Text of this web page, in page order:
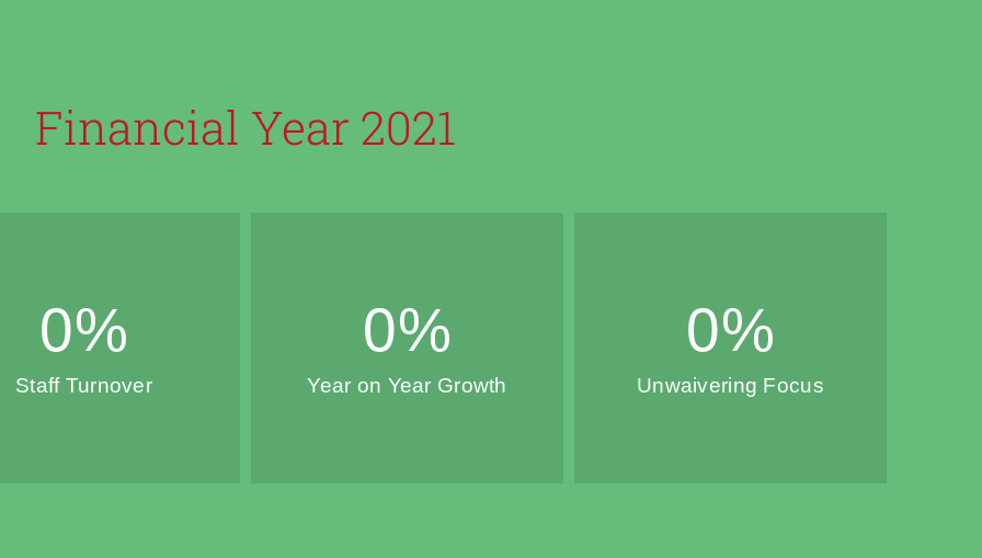
Financial Year 2021
0%
Staff Turnover
0%
Year on Year Growth
0%
Unwaivering Focus